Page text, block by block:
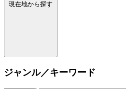
現在地から探す
ジャンル／キーワード